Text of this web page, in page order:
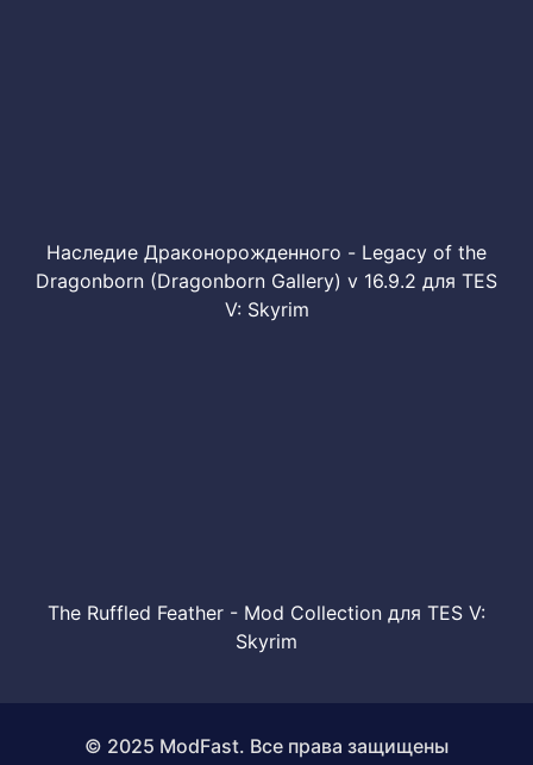
Наследие Драконорожденного - Legacy of the
Dragonborn (Dragonborn Gallery) v 16.9.2 для TES
V: Skyrim
The Ruffled Feather - Mod Collection для TES V:
Skyrim
© 2025 ModFast. Все права защищены